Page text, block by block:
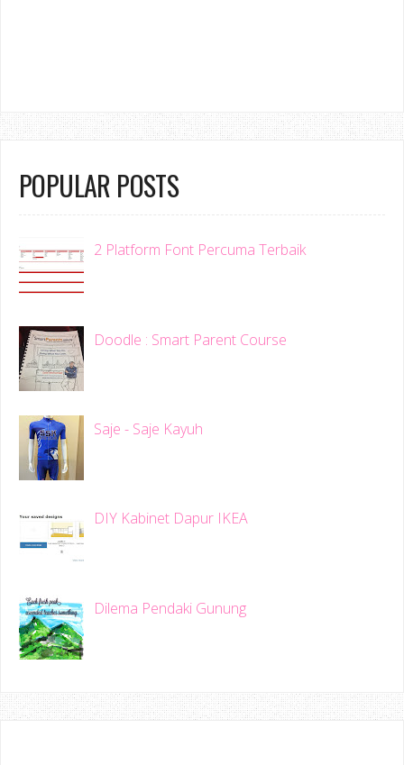
POPULAR POSTS
2 Platform Font Percuma Terbaik
Doodle : Smart Parent Course
Saje - Saje Kayuh
DIY Kabinet Dapur IKEA
Dilema Pendaki Gunung